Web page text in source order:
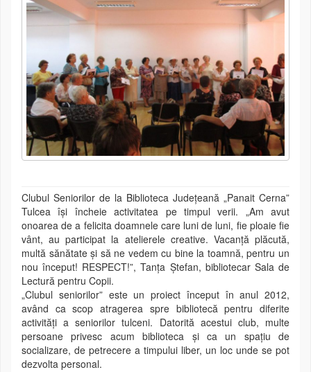
Clubul Seniorilor de la Biblioteca Județeană „Panait Cerna”
Tulcea își încheie activitatea pe timpul verii. „Am avut
onoarea de a felicita doamnele care luni de luni, fie ploaie fie
vânt, au participat la atelierele creative. Vacanță plăcută,
multă sănătate și să ne vedem cu bine la toamnă, pentru un
nou început! RESPECT!”, Tanța Ștefan, bibliotecar Sala de
Lectură pentru Copii.
„Clubul seniorilor” este un proiect început în anul 2012,
având ca scop atragerea spre bibliotecă pentru diferite
activități a seniorilor tulceni. Datorită acestui club, multe
persoane privesc acum biblioteca și ca un spațiu de
socializare, de petrecere a timpului liber, un loc unde se pot
dezvolta personal.